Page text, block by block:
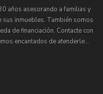
años asesorando a familias y
sus inmuebles. También somos
de financiación. Contacte con
encantados de atenderle…